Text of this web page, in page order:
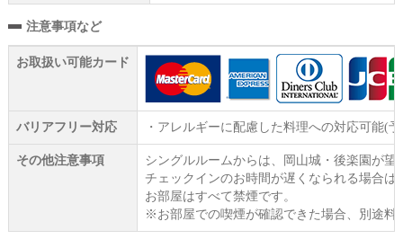
注意事項など
お取扱い可能カード
バリアフリー対応 ・アレルギーに配慮した料理への対応可能(
その他注意事項
シングルルームからは、岡山城・後楽園が望
チェックインのお時間が遅くなられる場合は
お部屋はすべて禁煙です。
※お部屋での喫煙が確認できた場合、別途料